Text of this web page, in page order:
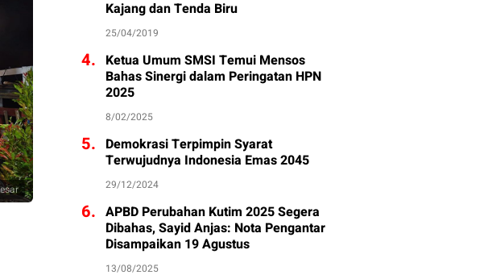
Kajang dan Tenda Biru
25/04/2019
4. Ketua Umum SMSI Temui Mensos
Bahas Sinergi dalam Peringatan HPN
2025
8/02/2025
5. Demokrasi Terpimpin Syarat
Terwujudnya Indonesia Emas 2045
29/12/2024
6. APBD Perubahan Kutim 2025 Segera
Dibahas, Sayid Anjas: Nota Pengantar
Disampaikan 19 Agustus
13/08/2025